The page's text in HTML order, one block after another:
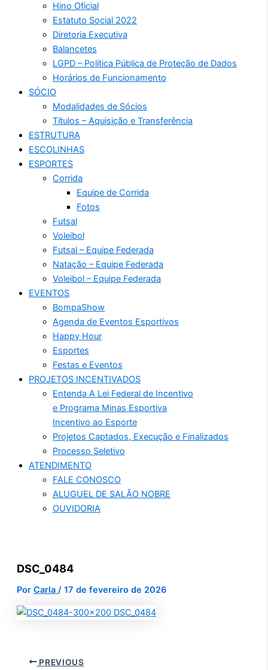
Hino Oficial
Estatuto Social 2022
Diretoria Executiva
Balancetes
LGPD – Política Pública de Proteção de Dados
Horários de Funcionamento
SÓCIO
Modalidades de Sócios
Títulos – Aquisição e Transferência
ESTRUTURA
ESCOLINHAS
ESPORTES
Corrida
Equipe de Corrida
Fotos
Futsal
Voleibol
Futsal – Equipe Federada
Natação – Equipe Federada
Voleibol – Equipe Federada
EVENTOS
BompaShow
Agenda de Eventos Esportivos
Happy Hour
Esportes
Festas e Eventos
PROJETOS INCENTIVADOS
Entenda A Lei Federal de Incentivo
e Programa Minas Esportiva
Incentivo ao Esporte
Projetos Captados, Execução e Finalizados
Processo Seletivo
ATENDIMENTO
FALE CONOSCO
ALUGUEL DE SALÃO NOBRE
OUVIDORIA
DSC_0484
Por Carla / 17 de fevereiro de 2026
PREVIOUS